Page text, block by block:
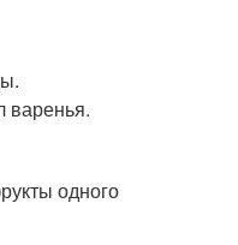
варенья.
одного